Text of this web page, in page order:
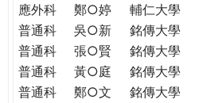
應外科
鄭○婷 輔仁大學
普通科
吳○新 銘傳大學
普通科
張○賢 銘傳大學
普通科
黃○庭 銘傳大學
普通科
鄭○文 銘傳大學